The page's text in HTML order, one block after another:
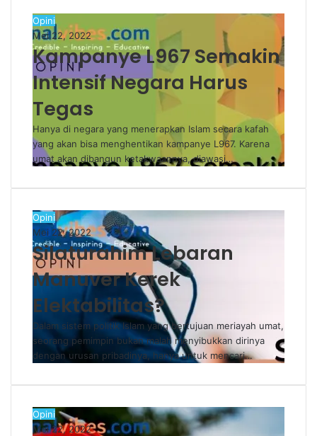
Opini
Mei 22, 2022
Kampanye L967 Semakin
Intensif Negara Harus
Tegas
Hanya di negara yang menerapkan Islam secara kafah
yang akan bisa menghentikan kampanye L967. Karena
umat akan dibangun ketakwaannya, diawasi…
Opini
Mei 22, 2022
Silaturahim Lebaran
Manuver Kerek
Elektabilitas?
Dalam sistem politik Islam yang bertujuan meriayah umat,
seorang pemimpin bukan malah menyibukkan dirinya
dengan urusan pribadinya, hanya untuk mencari…
Opini
Mei 22, 2022